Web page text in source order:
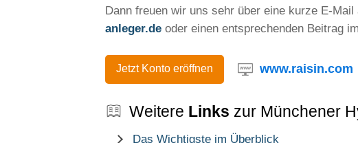
Dann freuen wir uns sehr über eine kurze E-
anleger.de oder einen entsprechenden Beitrag
Jetzt Konto eröffnen www.raisin.com
Weitere Links zur Münchener
Das Wichtigste im Überblick